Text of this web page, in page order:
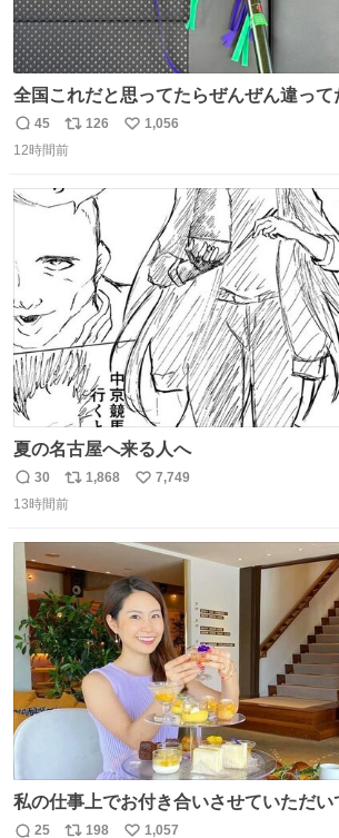
全国これだと思ってたらぜんぜん違ってた件。 ロ
島
返
信
45
リ
ポ
ト
126
い
1,056
12時間前
夏の名古屋へ来る人へ
返
信
30
リ
ポ
数
1,868
い
7,749
13時間前
私の仕事上でお付き合いさせていただい
長さん達は、こんな事しない。 こんな自
25 198 1,057